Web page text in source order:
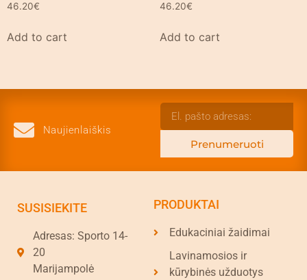
46.20€
Add to cart
46.20€
Add to cart
Naujienlaiškis
Prenumeruoti
SUSISIEKITE
Adresas: Sporto 14-
20
Marijampolė
PRODUKTAI
Edukaciniai žaidimai
Lavinamosios ir
kūrybinės užduotys